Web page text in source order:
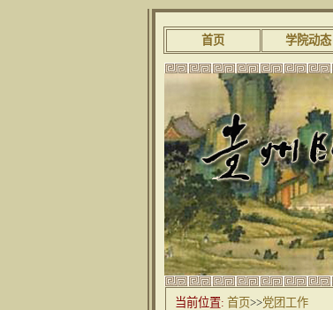
首页 学院动态
当前位置: 首页>>党团工作